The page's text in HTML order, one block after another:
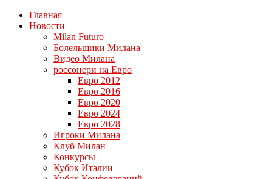
Главная
Новости
Milan Futuro
Болельщики Милана
Видео Милана
россонери на Евро
Евро 2012
Евро 2016
Евро 2020
Евро 2024
Евро 2028
Игроки Милана
Клуб Милан
Конкурсы
Кубок Италии